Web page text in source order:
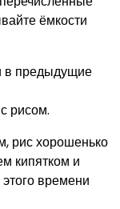
ёмкости
в предыдущие
рисом.
рис хорошенько
кипятком и
времени